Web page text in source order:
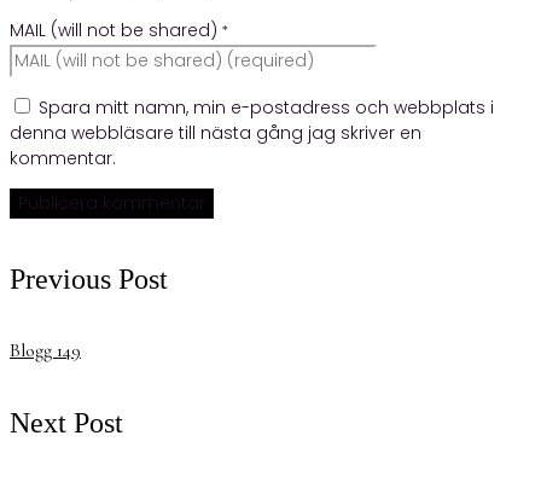
MAIL (will not be shared) *
Spara mitt namn, min e-postadress och webbplats i
denna webbläsare till nästa gång jag skriver en
kommentar.
Previous Post
Blogg 149
Next Post